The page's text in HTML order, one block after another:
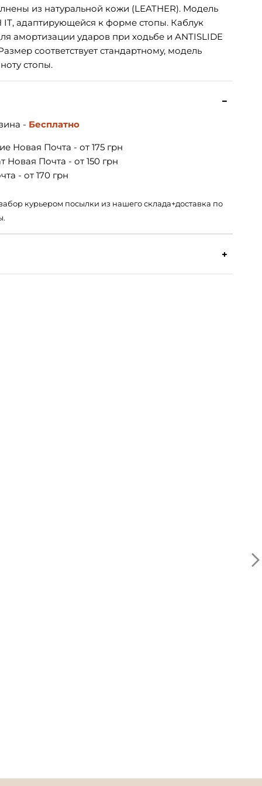
из натуральной кожи (LEATHER). Модель
IT, адаптирующейся к форме стопы. Каблук
амортизации ударов при ходьбе и ANTISLIDE
соответствует стандартному, модель
стопы.
- Бесплатно
Новая Почта - от 175 грн
Новая Почта - от 150 грн
- от 170 грн
курьером посылки из нашего склада+доставка по